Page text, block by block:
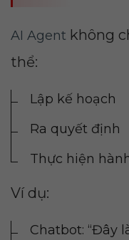
AI Agent không
thể:
Lập kế hoạch
Ra quyết định
Thực hiện
Ví dụ:
Chatbot: “Đây